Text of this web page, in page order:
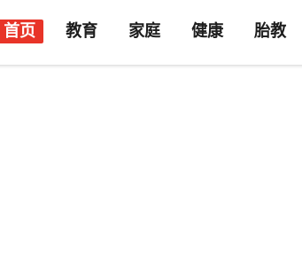
首页 教育 家庭 健康 胎教